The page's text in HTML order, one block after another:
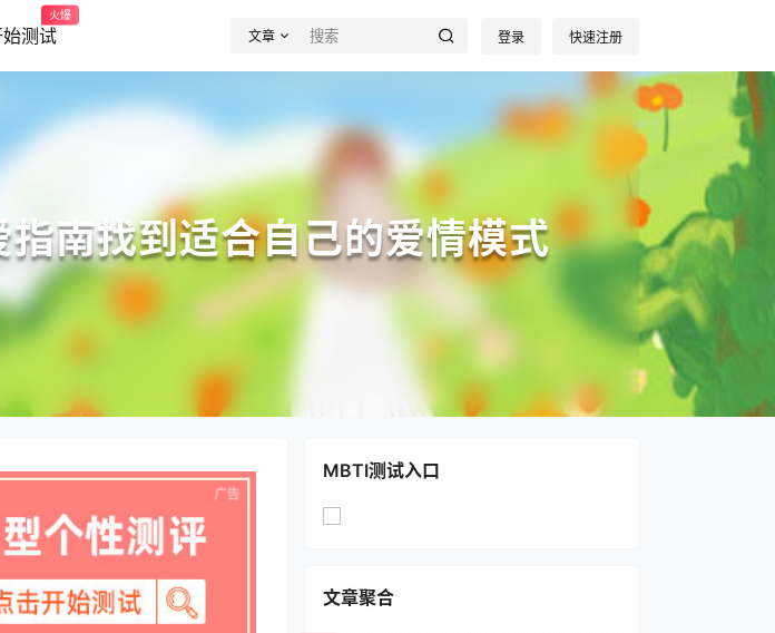
测试
火爆
文章 登录 快速注册
南找到适合自己的爱情模式
MBTI测试入口
文章聚合